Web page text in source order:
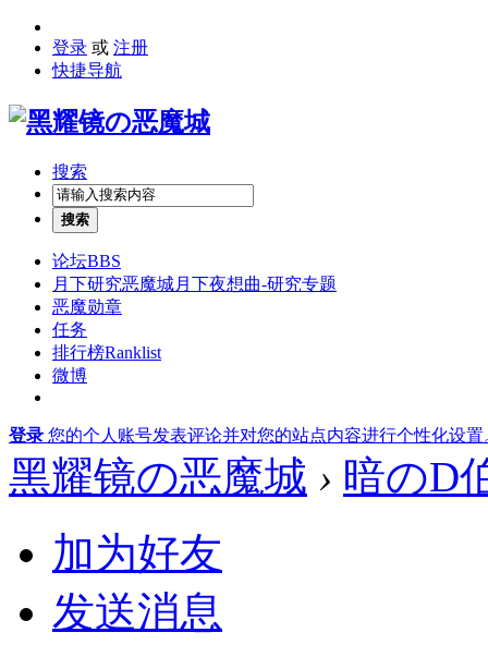
登录 或 注册
快捷导航
搜索
搜索
论坛BBS
月下研究恶魔城月下夜想曲-研究专题
恶魔勋章
任务
排行榜Ranklist
微博
登录 您的个人账号发表评论并对您的站点内容进行个性化设置
黑耀镜の恶魔城 › 暗のD
加为好友
发送消息